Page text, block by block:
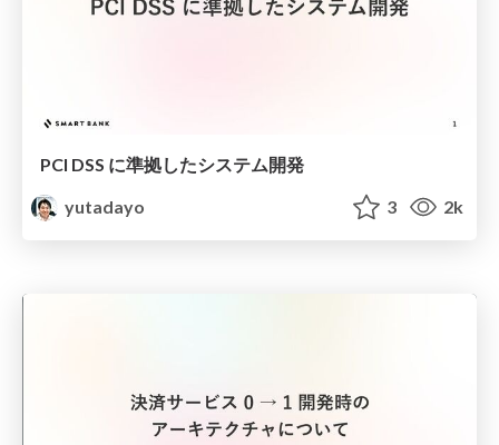
PCI DSS に準拠したシステム開発
yutadayo
3 2k